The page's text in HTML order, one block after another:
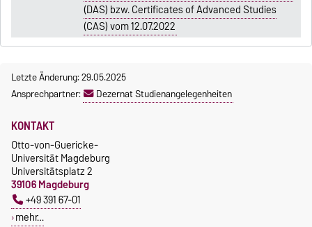
(DAS) bzw. Certificates of Advanced Studies
(CAS) vom 12.07.2022
Letzte Änderung: 29.05.2025
Ansprechpartner:
Dezernat Studienangelegenheiten
KONTAKT
Otto-von-Guericke-
Universität Magdeburg
Universitätsplatz 2
39106 Magdeburg
+49 391 67-01
mehr…